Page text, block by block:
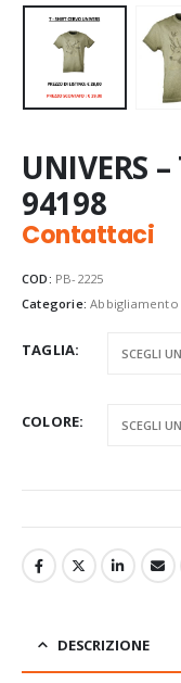
UNIVERS
94198
Contattaci
COD: PB-2225
Categorie:
TAGLIA
COLORE
DESCRIZIONE